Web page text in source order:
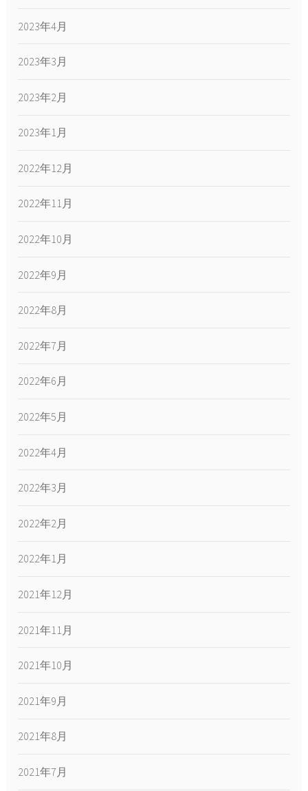
2023年4月
2023年3月
2023年2月
2023年1月
2022年12月
2022年11月
2022年10月
2022年9月
2022年8月
2022年7月
2022年6月
2022年5月
2022年4月
2022年3月
2022年2月
2022年1月
2021年12月
2021年11月
2021年10月
2021年9月
2021年8月
2021年7月